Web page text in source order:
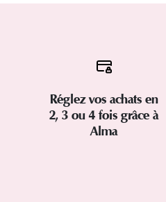
Réglez vos achats en
2, 3 ou 4 fois grâce à
Alma